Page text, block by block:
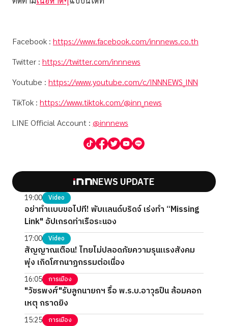
Facebook : https://www.facebook.com/innnews.co.th
Twitter : https://twitter.com/innnews
Youtube : https://www.youtube.com/c/INNNEWS_INN
TikTok : https://www.tiktok.com/@inn_news
LINE Official Account : @innnews
NEWS UPDATE
19:00 Video
อย่าทำแบบขอไปที! พับแลนด์บริดจ์ เร่งทำ “Missing
Link" อัปเกรดท่าเรือระนอง
17:00 Video
สัญญาณเตือน! ไทยไม่ปลอดภัยความรุนแรงสังคม
พุ่ง เกิดโศกนาฏกรรมต่อเนื่อง
16:05 การเมือง
"วัชรพงศ์"รับลูกนายกฯ รื้อ พ.ร.บ.อาวุธปืน ล้อมคอก
เหตุ กราดยิง
15:25 การเมือง